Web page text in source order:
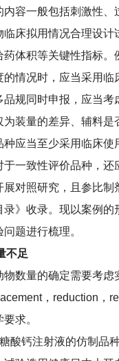
内容一般包括刺激性、
床拟用情况合理设计
体积等关键性指标。
的情况时，应当采用临
品规同时申报，应当考
装量的差异、辅料是
应当至少采用临床使
于一致性评价品种，还
展对照研究，且参比制
录》收录。现以案例的
题进行梳理。
不足
物数量的确定需要考虑
，reduction，
求。
酸钙注射液的仿制品